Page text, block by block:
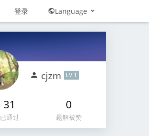
登录 Language
cjzm LV 1
31
已通过
0
题解被赞